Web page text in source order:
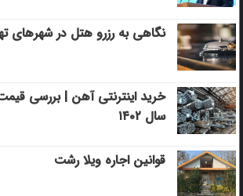
نگاهی به رزرو هتل در شهرهای
خرید اینترنتی آهن | بررسی قیمت
سال ۱۴۰۲
قوانین اجاره ویلا رشت